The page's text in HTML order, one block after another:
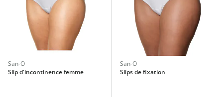
San-O
Slip d'incontinence femme
San-O
Slips de fixation